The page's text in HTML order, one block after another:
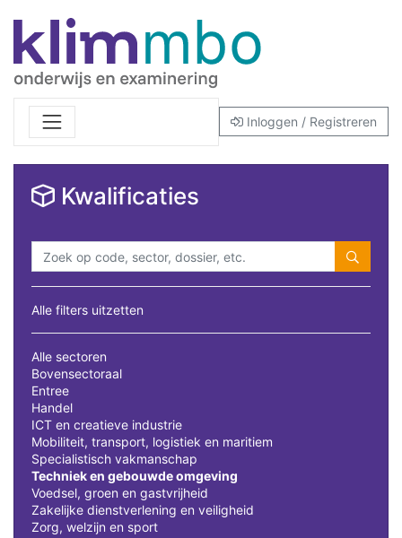
Inloggen / Registreren
Kwalificaties
Alle filters uitzetten
Alle sectoren
Bovensectoraal
Entree
Handel
ICT en creatieve industrie
Mobiliteit, transport, logistiek en maritiem
Specialistisch vakmanschap
Techniek en gebouwde omgeving
Voedsel, groen en gastvrijheid
Zakelijke dienstverlening en veiligheid
Zorg, welzijn en sport